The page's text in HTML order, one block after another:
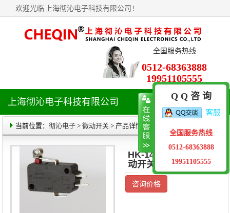
欢迎光临 上海彻沁电子科技有限公司 !
全国服务热线
0512-68363888
19951105555
航
单
上海彻沁电子科技有限公司
当前位置： 彻沁电子> 微动开关> 产品详情
HK-14-16A-016微
动开关
咨询价格
Q Q 咨 询
客服
全国服务热线
0512-68363888
19951105555